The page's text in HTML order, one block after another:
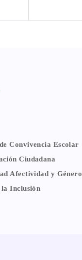
Convivencia Escolar
Ciudadana
Afectividad y Género
la Inclusión